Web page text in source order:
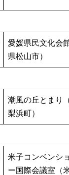
愛媛県民文化会
県松山市）
潮風の丘とまり
梨浜町）
米子コンベンシ
ー国際会議室（